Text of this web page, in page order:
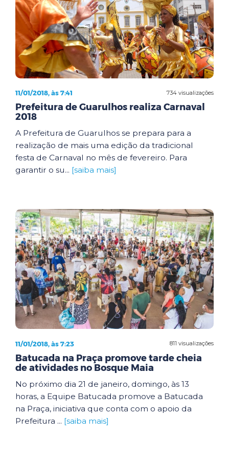
734 visualizações
11/01/2018, às 7:41
Prefeitura de Guarulhos realiza Carnaval
2018
A Prefeitura de Guarulhos se prepara para a
realização de mais uma edição da tradicional
festa de Carnaval no mês de fevereiro. Para
garantir o su... [saiba mais]
811 visualizações
11/01/2018, às 7:23
Batucada na Praça promove tarde cheia
de atividades no Bosque Maia
No próximo dia 21 de janeiro, domingo, às 13
horas, a Equipe Batucada promove a Batucada
na Praça, iniciativa que conta com o apoio da
Prefeitura ... [saiba mais]